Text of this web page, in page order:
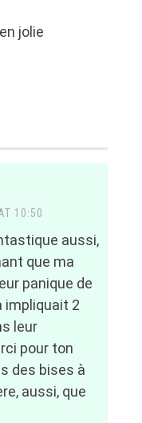
jolie
10:50
aussi,
que ma
panique de
impliquait 2
leur
pour ton
des bises à
aussi, que